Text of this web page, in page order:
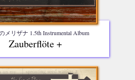
メリザナ 1.5th Instrumental Album
Zauberflöte +